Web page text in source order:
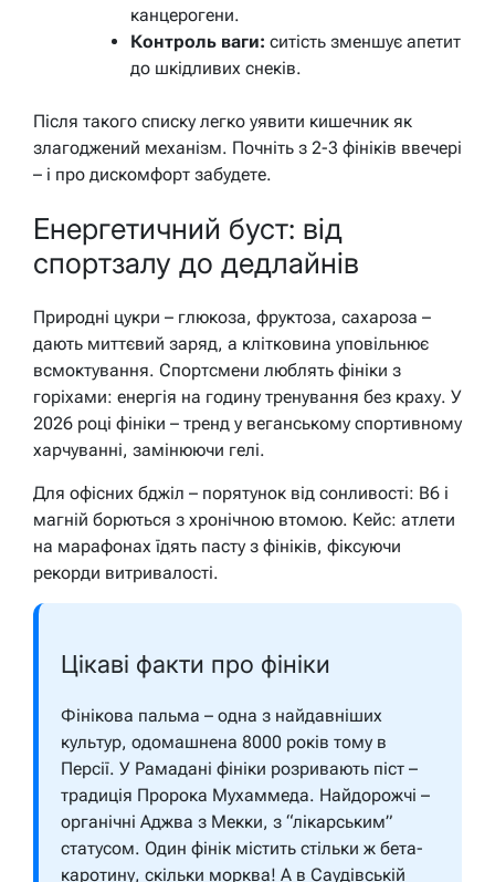
канцерогени.
Контроль ваги: ситість зменшує апетит
до шкідливих снеків.
Після такого списку легко уявити кишечник як
злагоджений механізм. Почніть з 2-3 фініків ввечері
– і про дискомфорт забудете.
Енергетичний буст: від
спортзалу до дедлайнів
Природні цукри – глюкоза, фруктоза, сахароза –
дають миттєвий заряд, а клітковина уповільнює
всмоктування. Спортсмени люблять фініки з
горіхами: енергія на годину тренування без краху. У
2026 році фініки – тренд у веганському спортивному
харчуванні, замінюючи гелі.
Для офісних бджіл – порятунок від сонливості: B6 і
магній борються з хронічною втомою. Кейс: атлети
на марафонах їдять пасту з фініків, фіксуючи
рекорди витривалості.
Цікаві факти про фініки
Фінікова пальма – одна з найдавніших
культур, одомашнена 8000 років тому в
Персії. У Рамадані фініки розривають піст –
традиція Пророка Мухаммеда. Найдорожчі –
органічні Аджва з Мекки, з “лікарським”
статусом. Один фінік містить стільки ж бета-
каротину, скільки морква! А в Саудівській